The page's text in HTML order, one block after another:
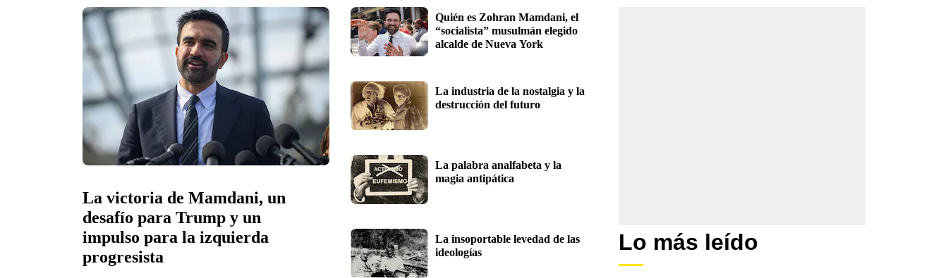
La victoria de Mamdani, un
desafío para Trump y un
impulso para la izquierda
Quién es Zohran Mamdani, el
“socialista” musulmán elegido
La industria de la nostalgia y la
destrucción del futuro
La palabra analfabeta y la
magia antipática
La insoportable levedad de las
ideologías
Lo más leído